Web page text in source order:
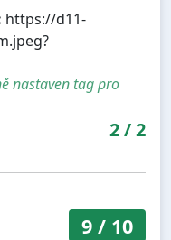
https://d11-
nastaven tag pro
2/2
9/ 10